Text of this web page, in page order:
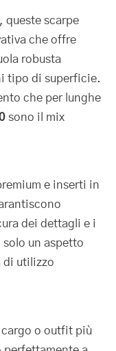
queste scarpe
che offre
robusta
tipo di superficie.
che per lunghe
sono il mix
e inserti in
dei dettagli e i
un aspetto
di utilizzo
o outfit più